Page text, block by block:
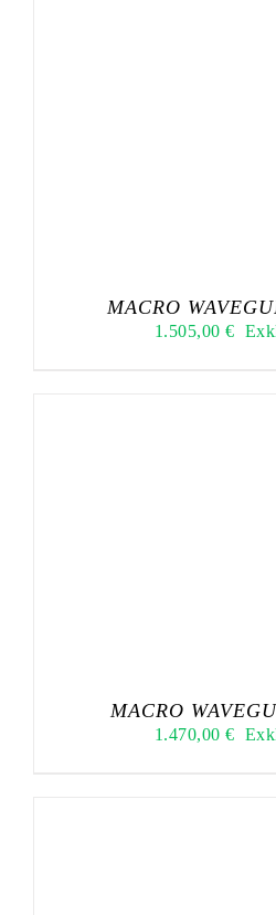
MACRO
1.505,00€
MACRO
1.470,00€